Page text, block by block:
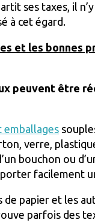
ses taxes, il n’y
à cet égard.
et les bonnes
peuvent être
emballages
verre,
bouchon ou
facilement
de papier et les
parfois des